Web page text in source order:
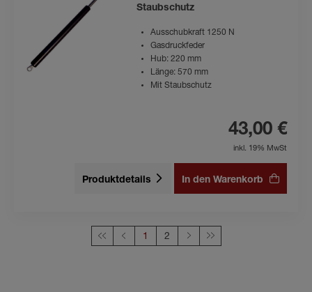
Staubschutz
Ausschubkraft 1250 N
Gasdruckfeder
Hub: 220 mm
Länge: 570 mm
Mit Staubschutz
43,00 €
inkl. 19% MwSt
Produktdetails In den Warenkorb
Diese Seite
1 2